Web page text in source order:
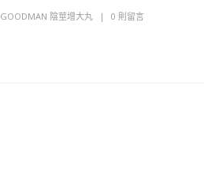
GOODMAN 陰莖增大丸 0 則留言